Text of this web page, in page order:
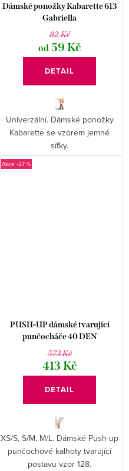
Dámské ponožky Kabarette 613
Gabriella
82 Kč
od 59 Kč
DETAIL
Univerzální. Dámské ponožky
Kabarette se vzorem jemné
síťky.
-27 %
PUSH-UP dámské tvarující
punčocháče 40 DEN
GABRIELLA
573 Kč
413 Kč
DETAIL
XS/S, S/M, M/L. Dámské Push-up
punčochové kalhoty tvarující
postavu vzor 128.